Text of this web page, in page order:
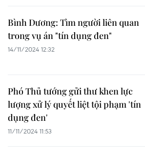
Bình Dương: Tìm người liên quan
trong vụ án "tín dụng đen"
14/11/2024 12:32
Phó Thủ tướng gửi thư khen lực
lượng xử lý quyết liệt tội phạm 'tín
dụng đen'
11/11/2024 11:53